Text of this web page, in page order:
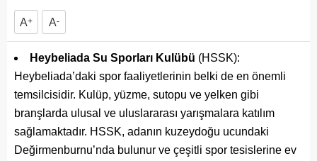
A+ A-
Heybeliada Su Sporları Kulübü (HSSK):
Heybeliada’daki spor faaliyetlerinin belki de en önemli
temsilcisidir. Kulüp, yüzme, sutopu ve yelken gibi
branşlarda ulusal ve uluslararası yarışmalara katılım
sağlamaktadır. HSSK, adanın kuzeydoğu ucundaki
Değirmenburnu’nda bulunur ve çeşitli spor tesislerine ev